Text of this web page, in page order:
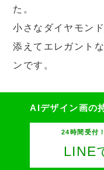
た。
小さなダイヤモン
添えてエレガント
ンです。
AIデザイン画の
24時間受付
LINE